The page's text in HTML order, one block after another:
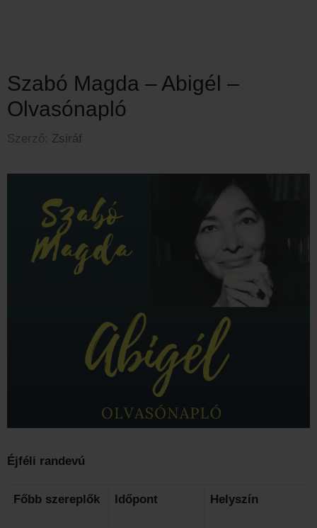
Szabó Magda – Abigél –
Olvasónapló
Szerző: Zsiráf
Éjféli randevú
Főbb szereplők Időpont Helyszín